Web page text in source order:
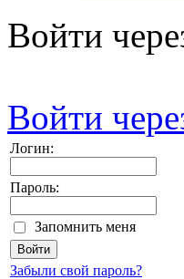
Войти
Войти
Логин:
Пароль:
Запомнить меня
Забыли свой пароль?